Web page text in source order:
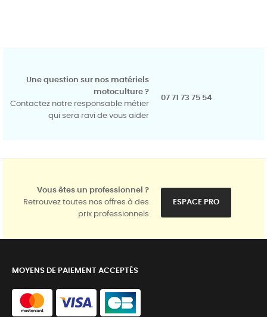
Une question sur nos matériels
motoculture ?
Contactez notre responsable métier
qui sera ravi de vous aider
07 71 73 75 54
Vous êtes un professionnel ?
Retrouvez toutes nos offres à des
prix professionnels
ESPACE PRO
MOYENS DE PAIEMENT ACCEPTÉS